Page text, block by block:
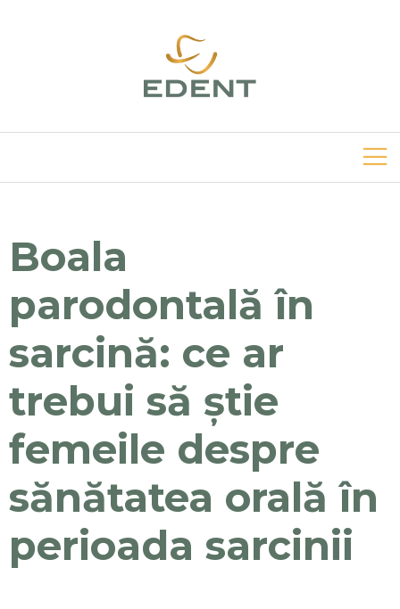
Boala
parodontală în
sarcină: ce ar
trebui să știe
femeile despre
sănătatea orală în
perioada sarcinii